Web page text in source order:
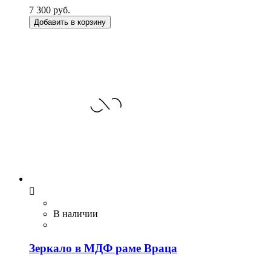
7 300 руб.
Добавить в корзину

В наличии
Зеркало в МДФ раме Враца